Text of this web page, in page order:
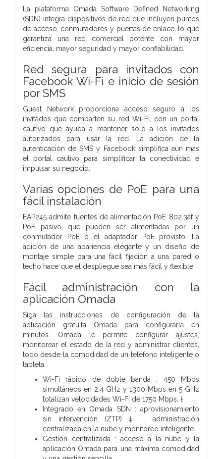
La plataforma Omada Software Defined Networking
(SDN) integra dispositivos de red que incluyen puntos
de acceso, conmutadores y puertas de enlace, lo que
garantiza una red comercial potente con mayor
eficiencia, mayor seguridad y mayor confiabilidad.
Red segura para invitados con
Facebook Wi-Fi e inicio de sesión
por SMS
Guest Network proporciona acceso seguro a los
invitados que comparten su red Wi-Fi, con un portal
cautivo que ayuda a mantener solo a los invitados
autorizados para usar la red. La adición de la
autenticación de SMS y Facebook simplifica aún más
el portal cautivo para simplificar la conectividad e
impulsar su negocio.
Varias opciones de PoE para una
fácil instalación
EAP245 admite fuentes de alimentación PoE 802.3af y
PoE pasivo, que pueden ser alimentadas por un
conmutador PoE o el adaptador PoE provisto. La
adición de una apariencia elegante y un diseño de
montaje simple para una fácil fijación a una pared o
techo hace que el despliegue sea más fácil y flexible.
Fácil administración con la
aplicación Omada
Siga las instrucciones de configuración de la
aplicación gratuita Omada para configurarla en
minutos. Omada le permite configurar ajustes,
monitorear el estado de la red y administrar clientes,
todo desde la comodidad de un teléfono inteligente o
tableta.
Wi-Fi rápido de doble banda : 450 Mbps
simultáneos en 2.4 GHz y 1300 Mbps en 5 GHz
totalizan velocidades Wi-Fi de 1750 Mbps. †
Integrado en Omada SDN : aprovisionamiento
sin intervención (ZTP) ‡ , administración
centralizada en la nube y monitoreo inteligente.
Gestión centralizada : acceso a la nube y la
aplicación Omada para una máxima comodidad